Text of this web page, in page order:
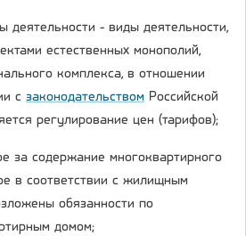
деятельности - виды деятельности,
естественных монополий,
комплекса, в отношении
с законодательством Российской
регулирование цен (тарифов);
за содержание многоквартирного
в соответствии с жилищным
обязанности по
домом;